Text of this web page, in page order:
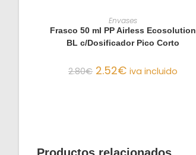
AÑADIR AL CARRITO
Envases
Frasco 50 ml PP Airless Ecosolution
BL c/Dosificador Pico Corto
2.80€ 2.52€ iva incluido